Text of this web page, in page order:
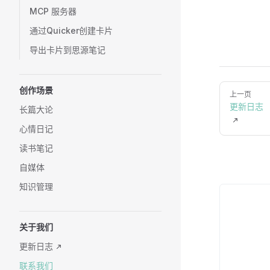
MCP 服务器
通过Quicker创建卡片
导出卡片到思源笔记
创作场景
长篇大论
心情日记
读书笔记
自媒体
知识管理
关于我们
更新日志
联系我们
上一页
更新日志